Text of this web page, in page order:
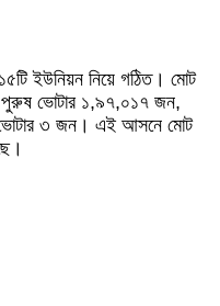
ইউনিয়ন নিয়ে গঠিত। মোট
ভোটার ১,৯৭,০১৭ জন,
ভোটার ৩ জন। এই আসনে মোট